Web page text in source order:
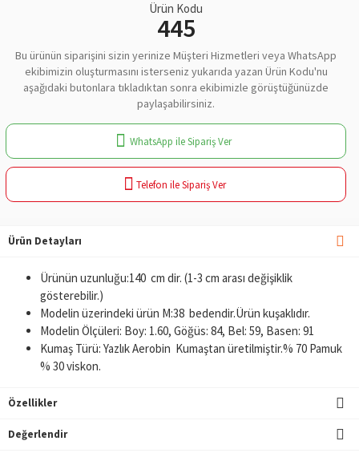
Ürün Kodu
445
Bu ürünün siparişini sizin yerinize Müşteri Hizmetleri veya WhatsApp
ekibimizin oluşturmasını isterseniz yukarıda yazan Ürün Kodu'nu
aşağıdaki butonlara tıkladıktan sonra ekibimizle görüştüğünüzde
paylaşabilirsiniz.
WhatsApp ile Sipariş Ver
Telefon ile Sipariş Ver
Ürün Detayları
Ürünün uzunluğu:140 cm dir. (1-3 cm arası değişiklik
gösterebilir.)
Modelin üzerindeki ürün M:38 bedendir.Ürün kuşaklıdır.
Modelin Ölçüleri: Boy: 1.60, Göğüs: 84, Bel: 59, Basen: 91
Kumaş Türü: Yazlık Aerobin Kumaştan üretilmiştir.% 70 Pamuk
% 30 viskon.
Özellikler
Değerlendir